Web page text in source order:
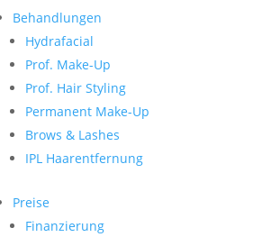
Behandlungen
Hydrafacial
Prof. Make-Up
Prof. Hair Styling
Permanent Make-Up
Brows & Lashes
IPL Haarentfernung
Preise
Finanzierung
nach:
Neueste Kommentare
Archiv
Kategorien
Keine Kategorien
Meta
Anmelden
Feed der Einträge
WordPress.org
Search